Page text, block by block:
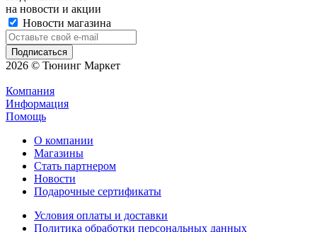
на новости и акции
Новости магазина
2026 © Тюнинг Маркет
Компания
Информация
Помощь
О компании
Магазины
Стать партнером
Новости
Подарочные сертификаты
Условия оплаты и доставки
Политика обработки персональных данных